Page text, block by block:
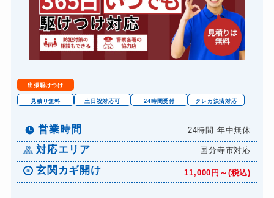
出張駆けつけ
見積り無料 土日祝対応可 24時間受付 クレカ決済対応
営業時間 24時間 年中無休
対応エリア 国分寺市対応
玄関カギ開け 11,000円～(税込)